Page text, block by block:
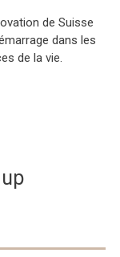
de Suisse
dans les
de la vie.